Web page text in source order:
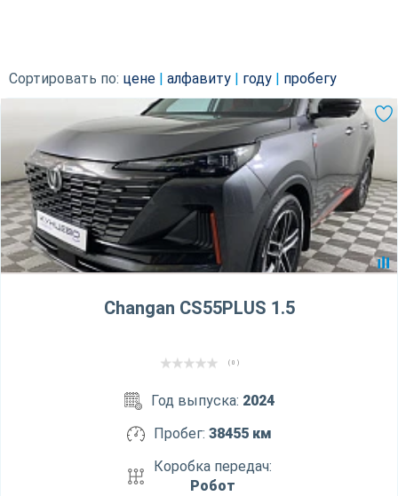
Сортировать по: цене алфавиту году пробегу
Changan CS55PLUS 1.5
( 0 )
Год выпуска: 2024
Пробег: 38455 км
Коробка передач:
Робот